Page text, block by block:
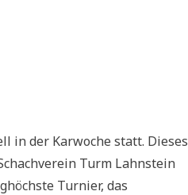
in der Karwoche statt. Dieses
Turm Lahnstein
Turnier, das